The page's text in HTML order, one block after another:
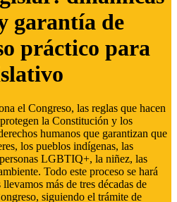
garantía de
práctico para
el Congreso, las reglas que hacen
la Constitución y los
humanos que garantizan que
los pueblos indígenas, las
LGBTIQ+, la niñez, las
Todo este proceso se hará
más de tres décadas de
siguiendo el trámite de